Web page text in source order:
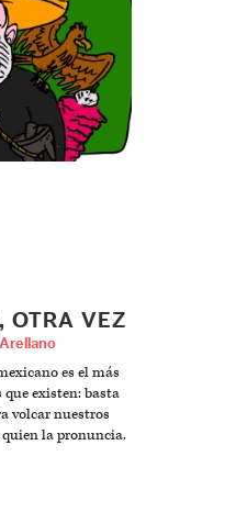
OTRA VEZ
es el más
existen: basta
volcar nuestros
la pronuncia.